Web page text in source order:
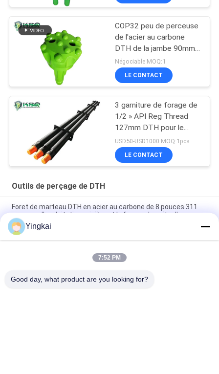
COP32 peu de perceuse
de l'acier au carbone
DTH de la jambe 90mm
pour le perçage
d'exploitation et de
construction
Négociable MOQ:1
LE CONTACT
3 garniture de forage de
1/2 » API Reg Thread
127mm DTH pour le
puits d'eau et le
soufflage
USD50-USD1000 MOQ:1pcs
LE CONTACT
Outils de perçage de DTH
Foret de marteau DTH en acier au carbone de 8 pouces 311
mm pour l'exploitation minière et le forage de puits d'eau
QL50A-197mm DTH Hammer Button Bit pour une pénétration
élevée et résistant à la corrosion
273 mm d'acier allié surchargé avec traitement de
Yingkai
7:52 PM
Good day, what product are you looking for?